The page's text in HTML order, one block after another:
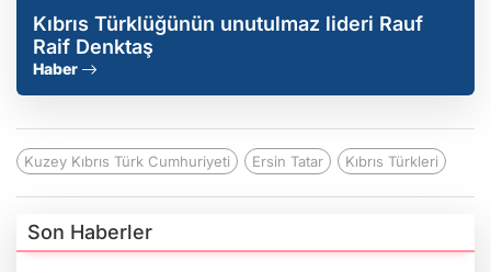
Kıbrıs Türklüğünün unutulmaz lideri Rauf
Raif Denktaş
Haber
Kuzey Kıbrıs Türk Cumhuriyeti Ersin Tatar Kıbrıs Türkleri
Son Haberler